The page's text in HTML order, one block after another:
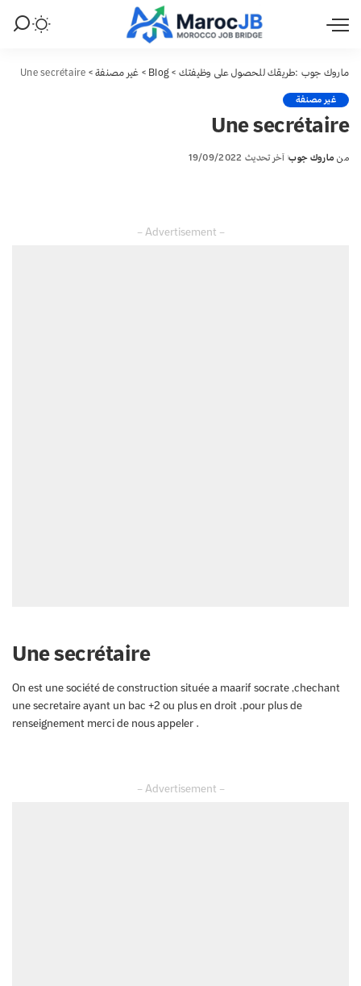
ماروك جوب :طريقك للحصول على وظيفتك >
Blog
> غير مصنفة>
Une secrétaire
غير مصنفة
Une secrétaire
Posted
من ماروك جوب آخر تحديث 19/09/2022
– Advertisement –
Une secrétaire
On est une société de construction située a maarif socrate ,chechant
une secretaire ayant un bac +2 ou plus en droit .pour plus de
renseignement merci de nous appeler .
– Advertisement –